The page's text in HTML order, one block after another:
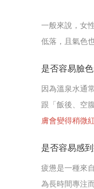
一般來說，女
低落，且氣色
是否容易臉
因為溫泉水通
跟「飯後、空
膚會變得稍微
是否容易感
疲憊是一種來
為長時間專注